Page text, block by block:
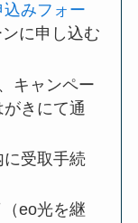
みフォー
に申し込む
キャンペー
きにて通
に受取手続
eo光を継